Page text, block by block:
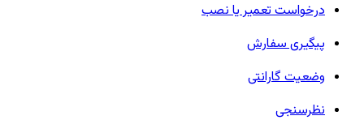
درخواست تعمیر یا نصب
پیگیری سفارش
وضعیت گارانتی
نظرسنجی